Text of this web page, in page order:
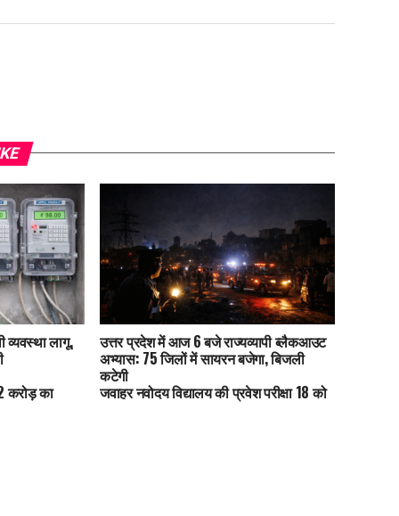
व्यवस्था लागू, उत्तर प्रदेश में आज 6 बजे राज्यव्यापी ब्लैकआउट
अभ्यास: 75 जिलों में सायरन बजेगा, बिजली
कटेगी
करोड़ का जवाहर नवोदय विद्यालय की प्रवेश परीक्षा 18 को